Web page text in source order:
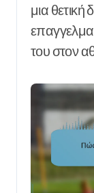
μια
του στον